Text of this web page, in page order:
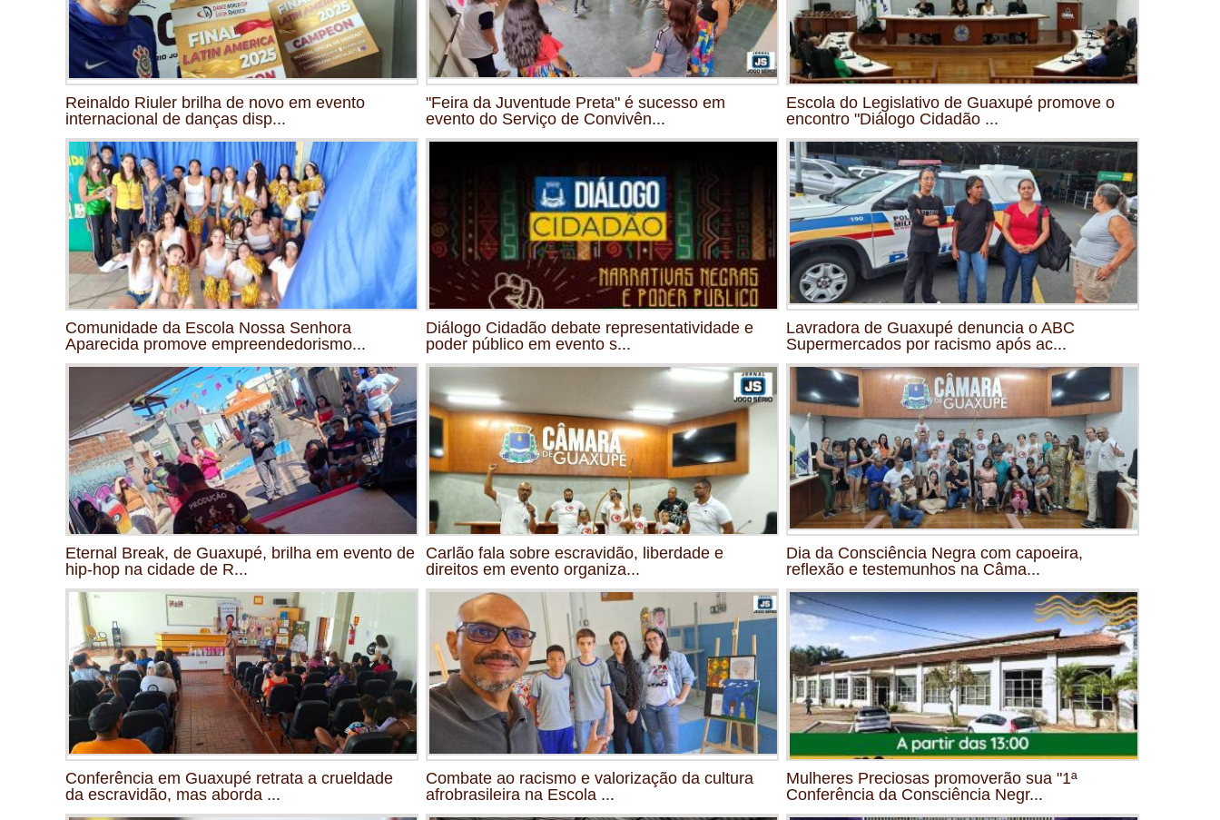
Reinaldo Riuler brilha de novo em evento
internacional de danças disp...
"Feira da Juventude Preta" é sucesso em
evento do Serviço de Convivên...
Escola do Legislativo de Guaxupé promove o
encontro "Diálogo Cidadão ...
Comunidade da Escola Nossa Senhora
Aparecida promove empreendedorismo...
Diálogo Cidadão debate representatividade e
poder público em evento s...
Lavradora de Guaxupé denuncia o ABC
Supermercados por racismo após ac...
Eternal Break, de Guaxupé, brilha em evento de
hip-hop na cidade de R...
Carlão fala sobre escravidão, liberdade e
direitos em evento organiza...
Dia da Consciência Negra com capoeira,
reflexão e testemunhos na Câma...
Conferência em Guaxupé retrata a crueldade
da escravidão, mas aborda ...
Combate ao racismo e valorização da cultura
afrobrasileira na Escola ...
Mulheres Preciosas promoverão sua "1ª
Conferência da Consciência Negr...